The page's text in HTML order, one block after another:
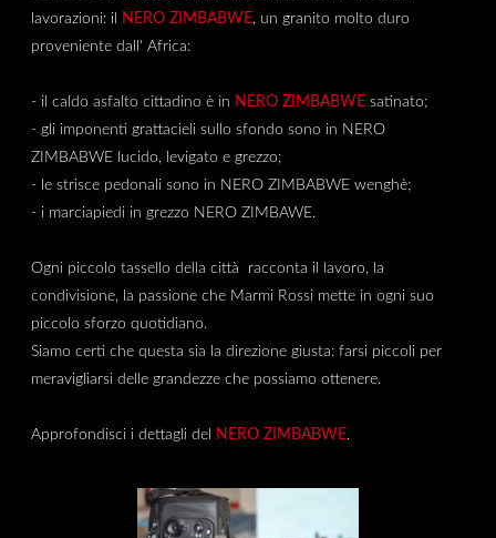
lavorazioni: il NERO ZIMBABWE, un granito molto duro
proveniente dall' Africa:
- il caldo asfalto cittadino è in NERO ZIMBABWEsatinato;
- gli imponenti grattacieli sullo sfondo sono in NERO
ZIMBABWE lucido, levigato e grezzo;
- le strisce pedonali sono in NERO ZIMBABWE wenghè;
- i marciapiedi in grezzo NERO ZIMBAWE.
Ogni piccolo tassello della città racconta il lavoro, la
condivisione, la passione che Marmi Rossi mette in ogni suo
piccolo sforzo quotidiano.
Siamo certi che questa sia la direzione giusta: farsi piccoli per
meravigliarsi delle grandezze che possiamo ottenere.
Approfondisci i dettagli del NERO ZIMBABWE.